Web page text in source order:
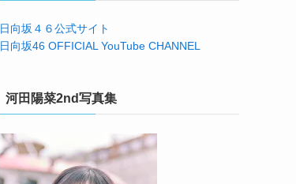
日向坂４６公式サイト
日向坂46 OFFICIAL YouTube CHANNEL
河田陽菜2nd写真集